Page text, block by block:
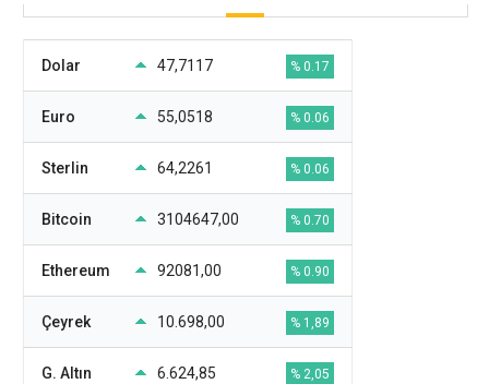
Dolar 47,7117 % 0.17
Euro 55,0518 % 0.06
Sterlin 64,2261 % 0.06
Bitcoin 3104647,00 % 0.70
Ethereum 92081,00 % 0.90
Çeyrek 10.698,00 % 1,89
G. Altın 6.624,85 % 2,05